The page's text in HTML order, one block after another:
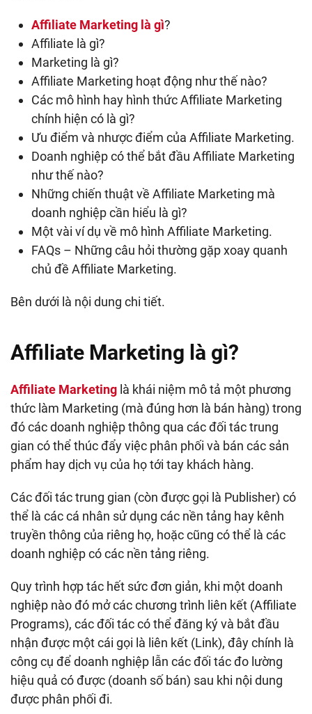
Affiliate Marketing là gì?
Affiliate là gì?
Marketing là gì?
Affiliate Marketing hoạt động như thế nào?
Các mô hình hay hình thức Affiliate Marketing
chính hiện có là gì?
Ưu điểm và nhược điểm của Affiliate Marketing.
Doanh nghiệp có thể bắt đầu Affiliate Marketing
như thế nào?
Những chiến thuật về Affiliate Marketing mà
doanh nghiệp cần hiểu là gì?
Một vài ví dụ về mô hình Affiliate Marketing.
FAQs – Những câu hỏi thường gặp xoay quanh
chủ đề Affiliate Marketing.
Bên dưới là nội dung chi tiết.
Affiliate Marketing là gì?
Affiliate Marketing là khái niệm mô tả một phương
thức làm Marketing (mà đúng hơn là bán hàng) trong
đó các doanh nghiệp thông qua các đối tác trung
gian có thể thúc đẩy việc phân phối và bán các sản
phẩm hay dịch vụ của họ tới tay khách hàng.
Các đối tác trung gian (còn được gọi là Publisher) có
thể là các cá nhân sử dụng các nền tảng hay kênh
truyền thông của riêng họ, hoặc cũng có thể là các
doanh nghiệp có các nền tảng riêng.
Quy trình hợp tác hết sức đơn giản, khi một doanh
nghiệp nào đó mở các chương trình liên kết (Affiliate
Programs), các đối tác có thể đăng ký và bắt đầu
nhận được một cái gọi là liên kết (Link), đây chính là
công cụ để doanh nghiệp lẫn các đối tác đo lường
hiệu quả có được (doanh số bán) sau khi nội dung
được phân phối đi.